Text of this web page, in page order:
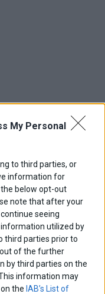
My Personal
to third parties, or
information for
below opt-out
note that after your
seeing
utilized by
third parties prior to
of the further
by third parties on the
information may
the IAB’s List of
ψυχή…
βολικές ερμηνείες